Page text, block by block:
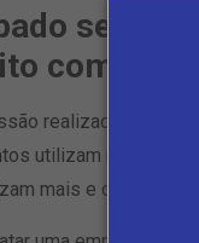
se
com
realizada pela
utilizam mais
mais e os que